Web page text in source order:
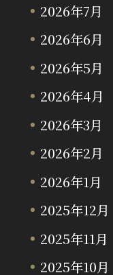
2026年7月
2026年6月
2026年5月
2026年4月
2026年3月
2026年2月
2026年1月
2025年12月
2025年11月
2025年10月